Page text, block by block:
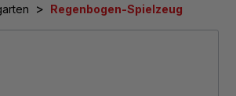
> Regenbogen-Spielzeug